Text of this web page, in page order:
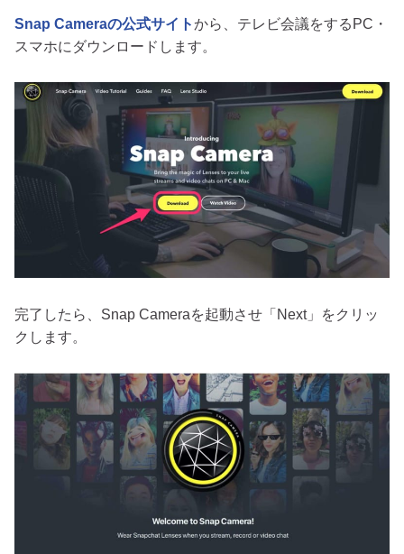
Snap Cameraの公式サイトから、テレビ会議をするPC・
スマホにダウンロードします。
完了したら、Snap Cameraを起動させ「Next」をクリッ
クします。